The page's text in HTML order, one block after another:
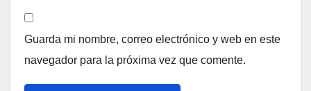
Guarda mi nombre, correo electrónico y web en este
navegador para la próxima vez que comente.